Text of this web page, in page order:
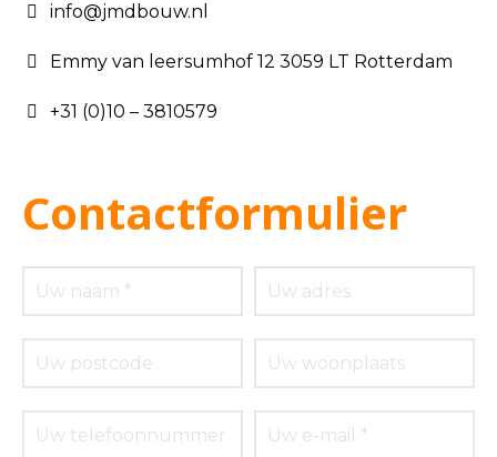
info@jmdbouw.nl
Emmy van leersumhof 12 3059 LT Rotterdam
+31 (0)10 – 3810579
Contactformulier